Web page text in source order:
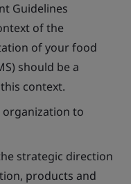
Guidelines
of the
of your food
should be a
context.
organization to
strategic direction
products and